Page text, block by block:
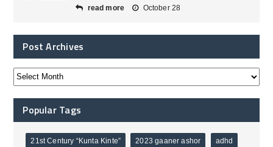
read more October 28
Post Archives
Popular Tags
21st Century “Kunta Kinte” 2023 gaaner ashor adhd